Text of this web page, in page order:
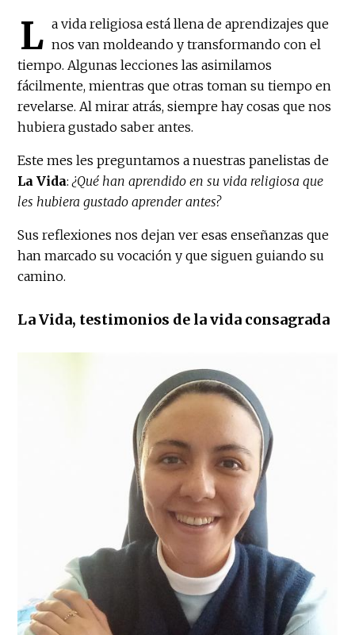
L a vida religiosa está llena de aprendizajes que
nos van moldeando y transformando con el
tiempo. Algunas lecciones las asimilamos
fácilmente, mientras que otras toman su tiempo en
revelarse. Al mirar atrás, siempre hay cosas que nos
hubiera gustado saber antes.
Este mes les preguntamos a nuestras panelistas de
La Vida:¿Qué han aprendido en su vida religiosa que
les hubiera gustado aprender antes?
Sus reflexiones nos dejan ver esas enseñanzas que
han marcado su vocación y que siguen guiando su
camino.
La Vida, testimonios de la vida consagrada